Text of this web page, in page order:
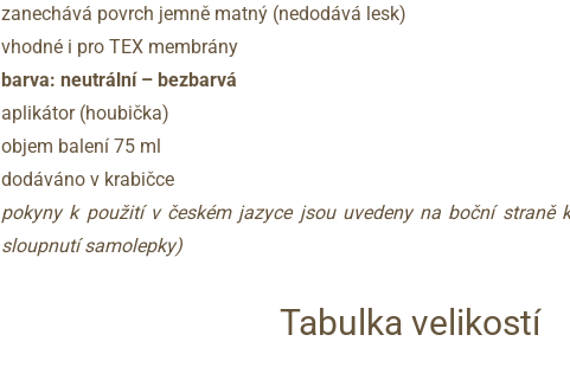
zanechává povrch jemně matný (nedodává lesk)
vhodné i pro TEX membrány
barva: neutrální – bezbarvá
aplikátor (houbička)
objem balení 75 ml
dodáváno v krabičce
pokyny k použití v českém jazyce jsou uvedeny na boční straně
sloupnutí samolepky)
Tabulka velikostí